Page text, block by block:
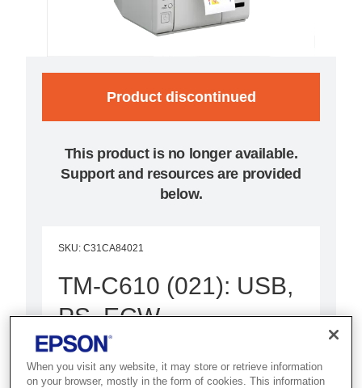
Product discontinued
This product is no longer available.
Support and resources are provided
below.
SKU: C31CA84021
TM-C610 (021): USB,
PS, ECW
Best for retailers who need on-
demand, full-colour coupon and
When you visit any website, it may store or retrieve information
on your browser, mostly in the form of cookies. This information